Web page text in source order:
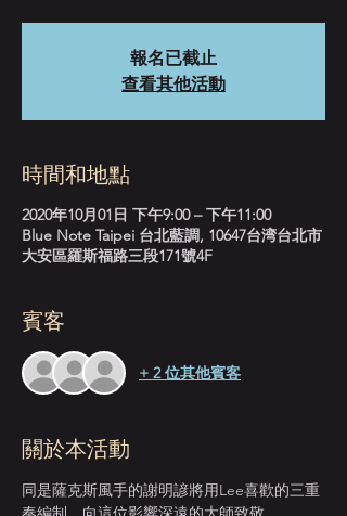
報名已截止
查看其他活動
時間和地點
2020年10月01日 下午9:00 – 下午11:00
Blue Note Taipei 台北藍調, 10647台湾台北市
大安區羅斯福路三段171號4F
賓客
+ 2 位其他賓客
關於本活動
同是薩克斯風手的謝明諺將用Lee喜歡的三重